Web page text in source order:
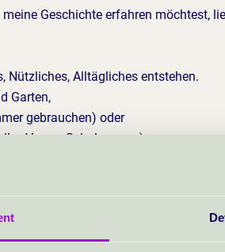
Geschichte erfahren möchtest,
Nützliches, Alltägliches entstehen.
Garten,
gebrauchen) oder
Vasen, Schalen usw.).
bei Einkäufen ganz anders in die
selber machen."
Masse inspirieren und mach mein